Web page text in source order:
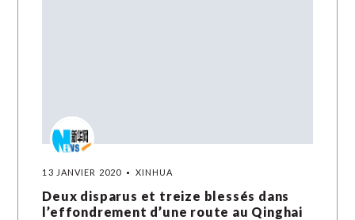
13 JANVIER 2020 XINHUA
Deux disparus et treize blessés dans
l’effondrement d’une route au Qinghai